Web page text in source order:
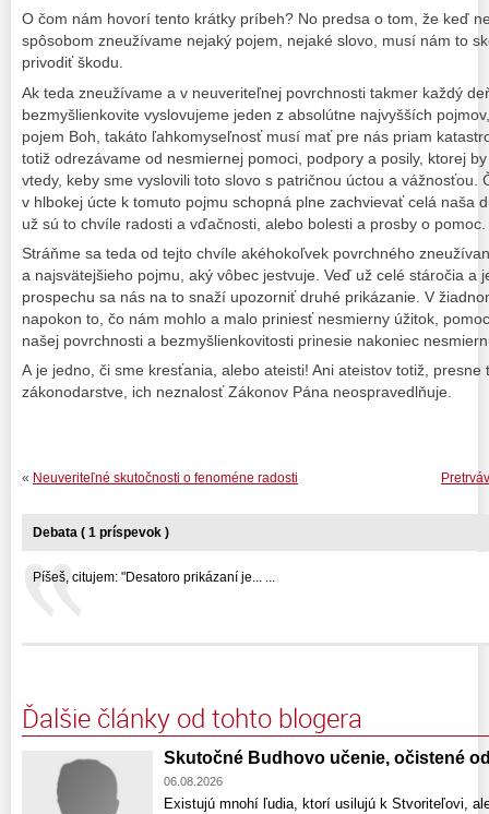
O čom nám hovorí tento krátky príbeh? No predsa o tom, že keď
spôsobom zneužívame nejaký pojem, nejaké slovo, musí nám to
privodiť škodu.
Ak teda zneužívame a v neuveriteľnej povrchnosti takmer každý
bezmyšlienkovite vyslovujeme jeden z absolútne najvyšších
pojem Boh, takáto ľahkomyseľnosť musí mať pre nás priam
totiž odrezávame od nesmiernej pomoci, podpory a posily, ktorej
vtedy, keby sme vyslovili toto slovo s patričnou úctou a vážnosťou.
v hlbokej úcte k tomuto pojmu schopná plne zachvievať celá naša
už sú to chvíle radosti a vďačnosti, alebo bolesti a prosby o pomoc.
Stráňme sa teda od tejto chvíle akéhokoľvek povrchného
a najsvätejšieho pojmu, aký vôbec jestvuje. Veď už celé stáročia a
prospechu sa nás na to snaží upozorniť druhé prikázanie. V
napokon to, čo nám mohlo a malo priniesť nesmierny úžitok,
našej povrchnosti a bezmyšlienkovitosti prinesie nakoniec
A je jedno, či sme kresťania, alebo ateisti! Ani ateistov totiž,
zákonodarstve, ich neznalosť Zákonov Pána neospravedlňuje.
« Neuveriteľné skutočnosti o fenoméne radosti
Debata ( 1 príspevok )
Píšeš, citujem: "Desatoro prikázaní je... ...
Ďalšie články od tohto blogera
Skutočné Budhovo učenie, očistené
06.08.2026
Existujú mnohí ľudia, ktorí usilujú k Stvoriteľovi,